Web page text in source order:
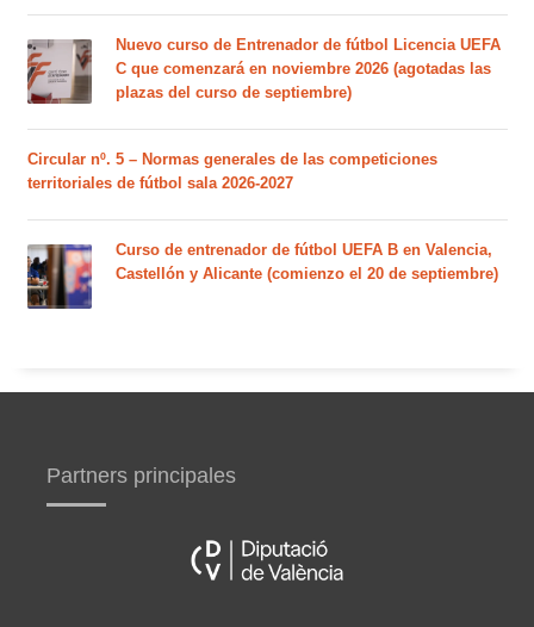
Nuevo curso de Entrenador de fútbol Licencia UEFA
C que comenzará en noviembre 2026 (agotadas las
plazas del curso de septiembre)
Circular nº. 5 – Normas generales de las competiciones
territoriales de fútbol sala 2026-2027
Curso de entrenador de fútbol UEFA B en Valencia,
Castellón y Alicante (comienzo el 20 de septiembre)
Partners principales